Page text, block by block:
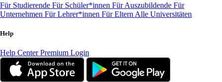
Für Studierende Für Schüler*innen Für Auszubildende Für
Unternehmen Für Lehrer*innen Für Eltern Alle Universitäten
Help
Help CenterPremium Login